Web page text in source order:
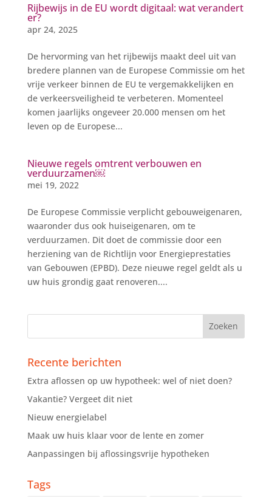
Rijbewijs in de EU wordt digitaal: wat verandert
er?
apr 24, 2025
De hervorming van het rijbewijs maakt deel uit van
bredere plannen van de Europese Commissie om het
vrije verkeer binnen de EU te vergemakkelijken en
de verkeersveiligheid te verbeteren. Momenteel
komen jaarlijks ongeveer 20.000 mensen om het
leven op de Europese...
Nieuwe regels omtrent verbouwen en
verduurzamen￼
mei 19, 2022
De Europese Commissie verplicht gebouweigenaren,
waaronder dus ook huiseigenaren, om te
verduurzamen. Dit doet de commissie door een
herziening van de Richtlijn voor Energieprestaties
van Gebouwen (EPBD). Deze nieuwe regel geldt als u
uw huis grondig gaat renoveren....
Recente berichten
Extra aflossen op uw hypotheek: wel of niet doen?
Vakantie? Vergeet dit niet
Nieuw energielabel
Maak uw huis klaar voor de lente en zomer
Aanpassingen bij aflossingsvrije hypotheken
Tags